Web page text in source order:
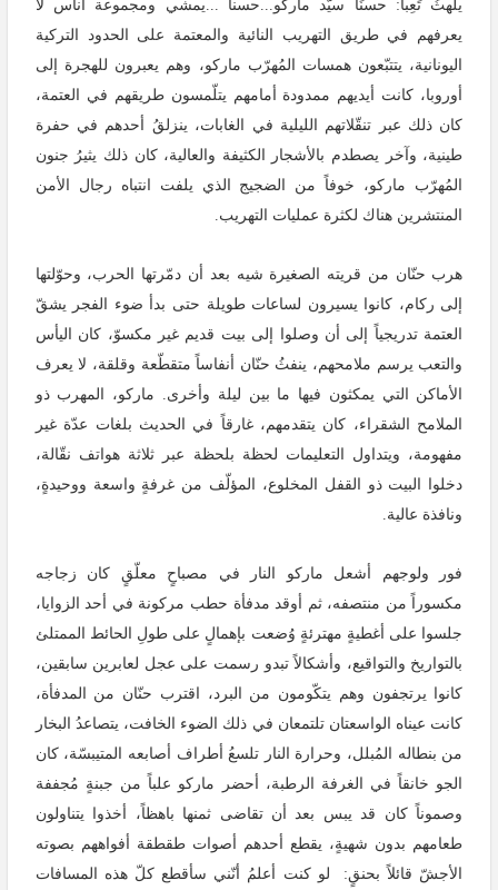
يلهثُ تَعِباً: حسنًا سيّد ماركو...حسناً
يمشي ومجموعة أناس لا
يعرفهم في طريق التهريب النائية والمعتمة على الحدود التركية
اليونانية، يتتبّعون همسات المُهرّب ماركو، وهم يعبرون للهجرة إلى
أوروبا، كانت أيديهم ممدودة أمامهم يتلّمسون طريقهم في العتمة،
كان ذلك عبر تنقّلاتهم الليلية في الغابات، ينزلقُ أحدهم في حفرة
طينية، وآخر يصطدم بالأشجار الكثيفة والعالية، كان ذلك يثيرُ جنون
المُهرّب ماركو، خوفاً من الضجيج الذي يلفت انتباه رجال الأمن
المنتشرين هناك لكثرة عمليات التهريب
هرب حنّان من قريته الصغيرة شيه بعد أن دمّرتها الحرب، وحوّلتها
إلى ركام، كانوا يسيرون لساعات طويلة حتى بدأ ضوء الفجر يشقّ
العتمة تدريجياً إلى أن وصلوا إلى بيت قديم غير مكسوّ، كان اليأس
والتعب يرسم ملامحهم، ينفثُ حنّان أنفاساً متقطّعة وقلقة، لا يعرف
الأماكن التي يمكثون فيها ما بين ليلة وأخرى. ماركو، المهرب ذو
الملامح الشقراء، كان يتقدمهم، غارقاً في الحديث بلغات عدّة غير
مفهومة، ويتداول التعليمات لحظة بلحظة عبر ثلاثة هواتف نقّالة،
دخلوا البيت ذو القفل المخلوع، المؤلّف من غرفةٍ واسعة ووحيدةٍ،
ونافذة عالية
فور ولوجهم أشعل ماركو النار في مصباحٍ معلّقٍ كان زجاجه
مكسوراً من منتصفه، ثم أوقد مدفأة حطب مركونة في أحد الزوايا،
جلسوا على أغطيةٍ مهترئةٍ وُضعت بإهمالٍ على طولِ الحائط الممتلئ
بالتواريخ والتواقيع، وأشكالاً تبدو رسمت على عجل لعابرين سابقين،
كانوا يرتجفون وهم يتكّومون من البرد، اقترب حنّان من المدفأة،
كانت عيناه الواسعتان تلتمعان في ذلك الضوء الخافت، يتصاعدُ البخار
من بنطاله المُبلل، وحرارة النار تلسعُ أطراف أصابعه المتيبسّة، كان
الجو خانقاً في الغرفة الرطبة، أحضر ماركو علباً من جبنةٍ مُجففة
وصموناً كان قد يبس بعد أن تقاضى ثمنها باهظاً، أخذوا يتناولون
طعامهم بدون شهيةٍ، يقطع أحدهم أصوات طقطقة أفواههم بصوته
الأجشّ قائلاً بحنقٍ: لو كنت أعلمُ أنّني سأقطع كلّ هذه المسافات